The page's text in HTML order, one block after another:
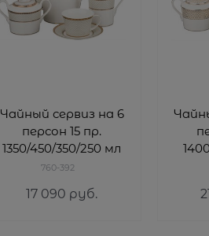
Чайный сервиз на 6
персон 15 пр.
1350/450/350/250 мл
760-392
17 090 руб.